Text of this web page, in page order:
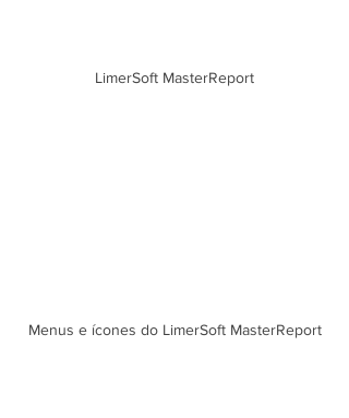
LimerSoft MasterReport
Menus e ícones do LimerSoft MasterReport